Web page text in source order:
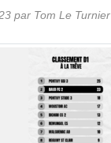
par Tom Le Turnier